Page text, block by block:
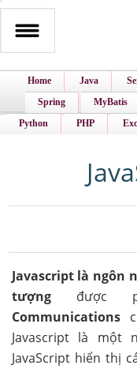
Home Java
Spring
MyBatis
Python
PHP
Javascript là ngôn
tượngđược
Communications
Javascript là một
JavaScript hiển thị